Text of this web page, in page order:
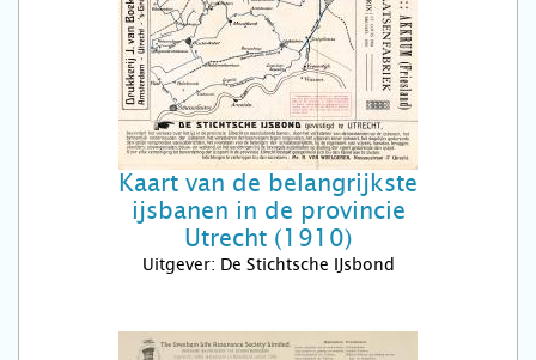
Kaart van de belangrijkste
ijsbanen in de provincie
Utrecht (1910)
Uitgever: De Stichtsche IJsbond